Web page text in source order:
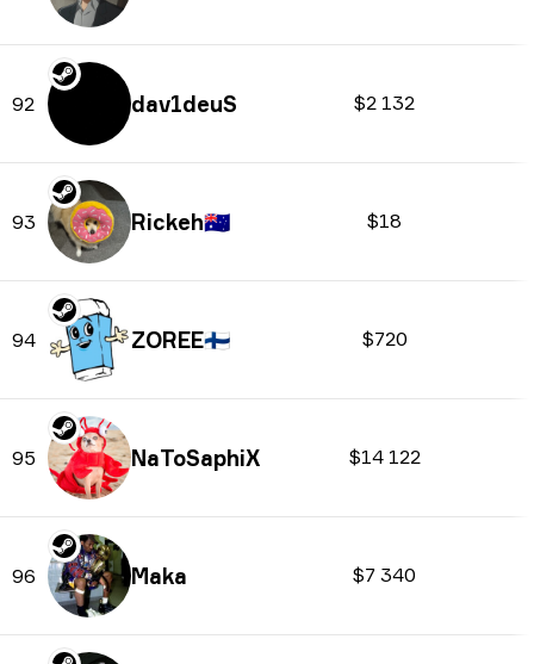
92 dav1deuS $2 132
93 Rickeh🇦🇺 $18
94 ZOREE🇫🇮 $720
95 NaToSaphiX $14 122
96 Maka $7 340